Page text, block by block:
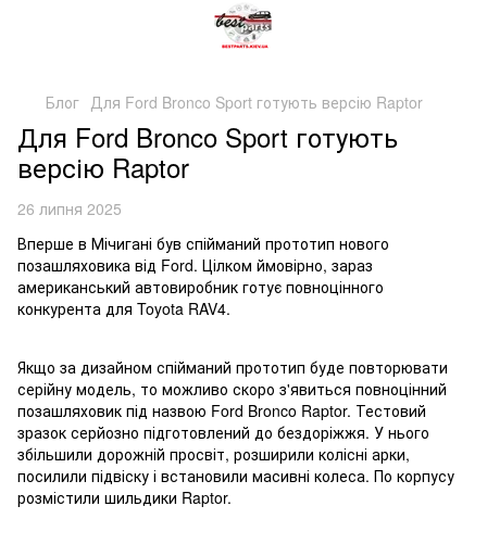
Блог Для Ford Bronco Sport готують версію Raptor
Для Ford Bronco Sport готують
версію Raptor
26 липня 2025
Вперше в Мічигані був спійманий прототип нового
позашляховика від Ford. Цілком ймовірно, зараз
американський автовиробник готує повноцінного
конкурента для Toyota RAV4.
Якщо за дизайном спійманий прототип буде повторювати
серійну модель, то можливо скоро з'явиться повноцінний
позашляховик під назвою Ford Bronco Raptor. Тестовий
зразок серйозно підготовлений до бездоріжжя. У нього
збільшили дорожній просвіт, розширили колісні арки,
посилили підвіску і встановили масивні колеса. По корпусу
розмістили шильдики Raptor.